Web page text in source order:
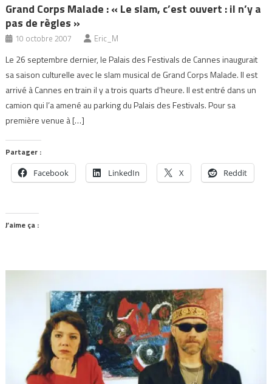
Grand Corps Malade : « Le slam, c’est ouvert : il n’y a
pas de règles »
10 octobre 2007 Eric_M
Le 26 septembre dernier, le Palais des Festivals de Cannes inaugurait
sa saison culturelle avec le slam musical de Grand Corps Malade. Il est
arrivé à Cannes en train il y a trois quarts d’heure. Il est entré dans un
camion qui l’a amené au parking du Palais des Festivals. Pour sa
première venue à […]
Partager :
Facebook LinkedIn X Reddit
J’aime ça :